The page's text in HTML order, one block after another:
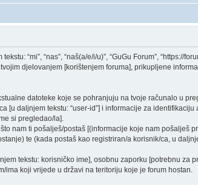
“mi”, “nas”, “naš(a/e/i/u)”, “GuGu Forum”, “https://
tvojim djelovanjem [korištenjem foruma], prikupljene
datoteke koje se pohranjuju na tvoje računalo u
daljnjem tekstu: “user-id”] i informacije za
si pregledao/la].
nam ti pošalješ/postaš [(informacije koje nam pošalješ
te (kada postaš kao registriran/a korisnik/ca, u
tekstu: korisničko ime], osobnu zaporku [potrebnu za
koji vrijede u državi na teritoriju koje je forum hostan.